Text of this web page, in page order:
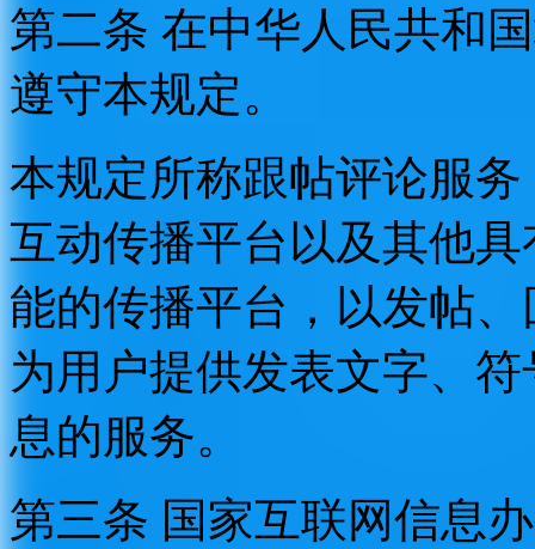
第二条 在中华人民共和
遵守本规定。
本规定所称跟帖评论服
互动传播平台以及其他
能的传播平台，以发帖
为用户提供发表文字、
息的服务。
第三条 国家互联网信息